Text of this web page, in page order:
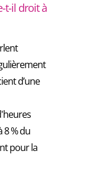
t-il droit à
d’une
8 % du
pour la